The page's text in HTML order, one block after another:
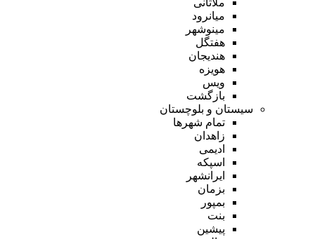
میانرود
مینوشهر
هفتگل
هندیجان
هویزه
ویس
بازگشت
سیستان و بلوچستان
تمام شهر‌ها
زاهدان
ادیمی
اسپکه
ایرانشهر
بزمان
بمپور
بنت
پیشین